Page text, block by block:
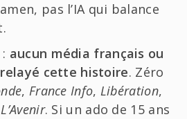
pas l’IA qui balance
aucun média français ou
relayé cette histoire. Zéro
, France Info, Libération,
L’Avenir. Si un ado de 15 ans